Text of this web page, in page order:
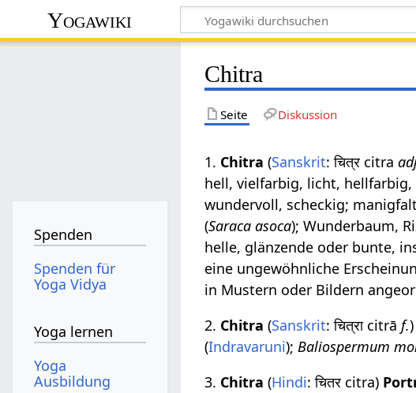
Yogawiki
Chitra
Seite Diskussion
1. Chitra (Sanskrit: चित्र citra
hell, vielfarbig, licht,
wundervoll, scheckig;
(Saraca asoca); Wunderbaum,
helle, glänzende oder bunte,
eine ungewöhnliche
in Mustern oder Bildern
2. Chitra (Sanskrit: चित्रा citrā f.
(Indravaruni); Baliospermum
3. Chitra (Hindi: चितर citra)
Spenden
Spenden für
Yoga Vidya
Yoga lernen
Yoga
Ausbildung